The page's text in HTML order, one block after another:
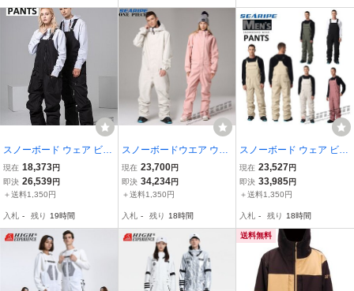
スノーボード ウェア ビブ
パンツ つなぎ メンズ レ
ディース スノーウェア ス
キーウェア スノボ つなぎ
現在 18,373円
即決 26,539円
＋送料1,350円
入札 - 残り 19時間
スノーボードウエア ウェ
ア ツナギ ワンピース オ
ールインワン メンズ レデ
ィース スキー 防寒フード
現在 23,700円
即決 34,234円
＋送料1,350円
入札 - 残り 18時間
スノーボード ウェア ビブ
パンツ つなぎ メンズ ス
ノーウェア スキーウェア
スノボ つなぎ ストレッチ
現在 23,527円
即決 33,985円
＋送料1,350円
入札 - 残り 18時間
送料無料